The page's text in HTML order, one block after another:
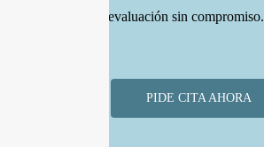
sesión es una evaluación sin compromiso.
PIDE CITA AHORA